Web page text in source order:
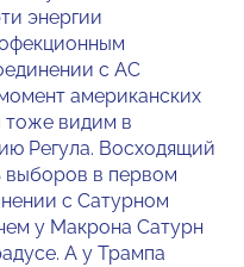
энергии
с АС
американских
тоже видим в
Регула. Восходящий
выборов в первом
с Сатурном
у Макрона Сатурн
А у Трампа